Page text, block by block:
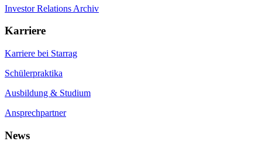
Investor Relations Archiv
Karriere
Karriere bei Starrag
Schülerpraktika
Ausbildung & Studium
Ansprechpartner
News